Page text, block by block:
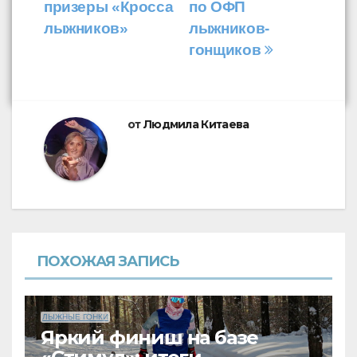
записям
по ОФП
лыжников-
гонщиков
призеры «Кросса
лыжников»
отЛюдмила Китаева
ПОХОЖАЯ ЗАПИСЬ
ЛЫЖНЫЕ ГОНКИ
Яркий финиш на базе